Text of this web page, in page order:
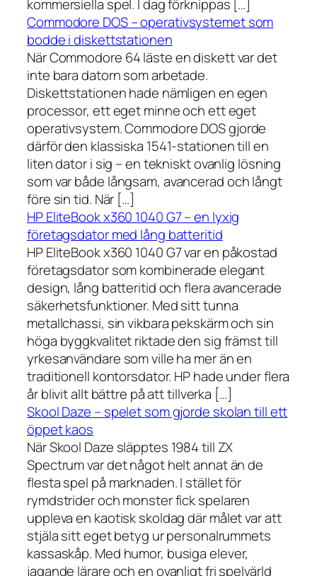
kommersiella spel. I dag förknippas […]
Commodore DOS – operativsystemet som
bodde i diskettstationen
När Commodore 64 läste en diskett var det
inte bara datorn som arbetade.
Diskettstationen hade nämligen en egen
processor, ett eget minne och ett eget
operativsystem. Commodore DOS gjorde
därför den klassiska 1541-stationen till en
liten dator i sig – en tekniskt ovanlig lösning
som var både långsam, avancerad och långt
före sin tid. När […]
HP EliteBook x360 1040 G7 – en lyxig
företagsdator med lång batteritid
HP EliteBook x360 1040 G7 var en påkostad
företagsdator som kombinerade elegant
design, lång batteritid och flera avancerade
säkerhetsfunktioner. Med sitt tunna
metallchassi, sin vikbara pekskärm och sin
höga byggkvalitet riktade den sig främst till
yrkesanvändare som ville ha mer än en
traditionell kontorsdator. HP hade under flera
år blivit allt bättre på att tillverka […]
Skool Daze – spelet som gjorde skolan till ett
öppet kaos
När Skool Daze släpptes 1984 till ZX
Spectrum var det något helt annat än de
flesta spel på marknaden. I stället för
rymdstrider och monster fick spelaren
uppleva en kaotisk skoldag där målet var att
stjäla sitt eget betyg ur personalrummets
kassaskåp. Med humor, busiga elever,
jagande lärare och en ovanligt fri spelvärld